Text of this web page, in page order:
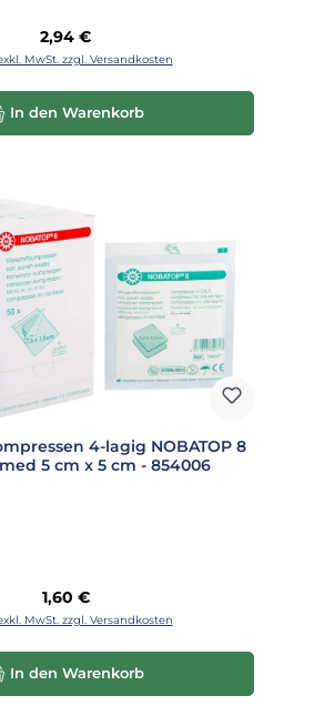
Regulärer Preis:
2,94 €
MwSt. zzgl. Versandkosten
In den Warenkorb
4-lagig NOBATOP 8
5 cm x 5 cm - 854006
Regulärer Preis:
1,60 €
MwSt. zzgl. Versandkosten
In den Warenkorb